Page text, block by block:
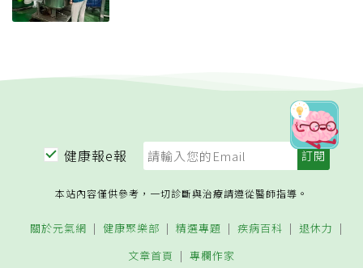
健康報e報
本站內容僅供參考，一切診斷與治療請遵從醫師指導。
關於元氣網 健康聚樂部 精選專題 疾病百科
退休力
文章首頁
專欄作家